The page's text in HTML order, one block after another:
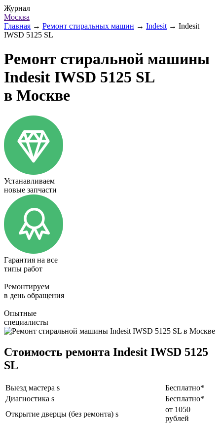
Журнал
Москва
Главная → Ремонт стиральных машин → Indesit → Indesit
IWSD 5125 SL
Ремонт стиральной машины
Indesit IWSD 5125 SL
в Москве
Устанавливаем
новые запчасти
Гарантия на все
типы работ
Ремонтируем
в день обращения
Опытные
специалисты
Стоимость ремонта Indesit IWSD 5125
SL
Выезд мастера s
Бесплатно*
Диагностика s
Бесплатно*
Открытие дверцы (без ремонта) s
от 1050
рублей